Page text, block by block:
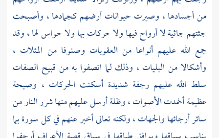
من أجسادها ، وصيرت حيوانات أرضهم كجمادها ، وأصبحت
جثتهم جاثية لا أرواح فيها ولا حركات بها ولا حواس لها ، وقد
جمع الله عليهم أنواعا من العقوبات وصنوفا من المثلات ،
وأشكالا من البليات ، وذلك لما اتصفوا به من قبيح الصفات
سلط الله عليهم رجفة شديدة أسكنت الحركات ، وصيحة
عظيمة أخمدت الأصوات ، وظلة أرسل عليهم منها شرر النار من
سائر أرجائها والجهات ، ولكنه تعالى أخبر عنهم في كل سورة بما